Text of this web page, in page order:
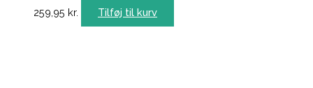
259,95 kr. Tilføj til kurv